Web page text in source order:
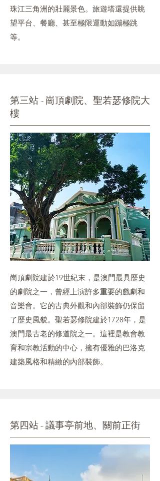
珠江三角洲的壯麗景色。旅遊塔還提供眺
望平台、餐廳、甚至極限運動如蹦極跳
等。
第三站 - 崗頂劇院、聖若瑟修院大
樓
崗頂劇院建於19世紀末，是澳門最具歷史
的劇院之一，曾經上演許多重要的戲劇和
音樂會。它的古典外觀和內部裝飾仍保留
了歷史風貌。聖若瑟修院建於1728年，是
澳門最古老的修道院之一。這裡是教會教
育和宗教活動的中心，擁有優雅的巴洛克
建築風格和精緻的內部裝飾。
第四站 - 議事亭前地、關前正街